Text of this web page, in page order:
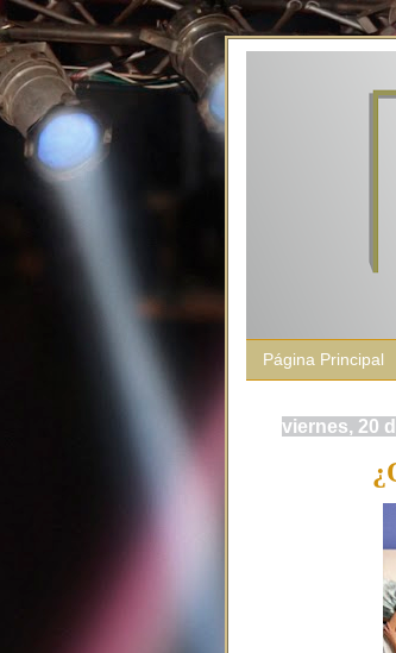
Página Principal
viernes, 20